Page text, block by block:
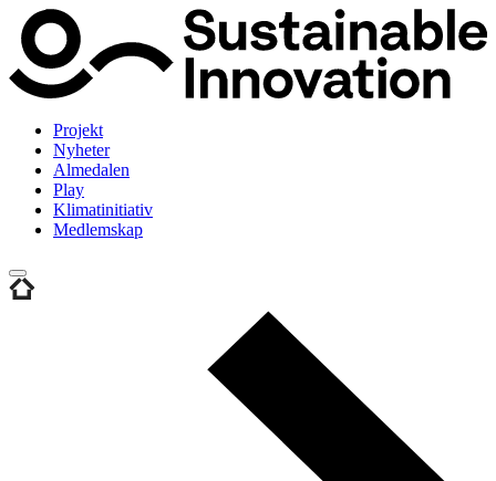
Projekt
Nyheter
Almedalen
Play
Klimatinitiativ
Medlemskap